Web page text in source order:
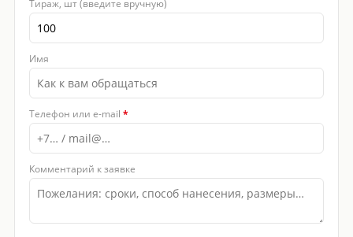
Тираж, шт (введите вручную)
Имя
Телефон или e-mail *
Комментарий к заявке